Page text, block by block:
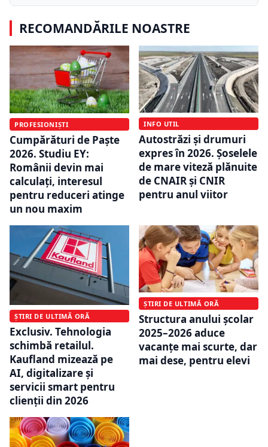
RECOMANDĂRILE NOASTRE
PROFESIONIȘTI
Cumpărături de Paște
2026. Studiu EY:
Românii devin mai
calculați, interesul
pentru reduceri atinge
un nou maxim
INFO UTIL
Autostrăzi și drumuri
expres în 2026. Șoselele
de mare viteză plănuite
de CNAIR și CNIR
pentru anul viitor
ȘTIRI DE ULTIMĂ ORĂ
Exclusiv. Tehnologia
schimbă retailul.
Kaufland mizează pe
AI, digitalizare și
servicii smart pentru
clienții din 2026
ȘTIRI DE ULTIMĂ ORĂ
Structura anului școlar
2025–2026 aduce
vacanțe mai scurte, dar
mai dese, pentru elevi